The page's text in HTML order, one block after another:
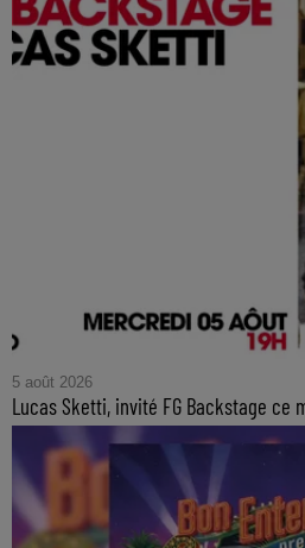
5 août 2026
Lucas Sketti, invité FG Backstage ce